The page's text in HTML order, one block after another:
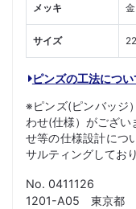
メッキ 金
サイズ
ピンズの工法につ
※ピンズ(ピンバッジ
わせ(仕様）がござい
せ等の仕様設計につ
サルティングしてお
No. 0411126
1201-A05 東京都